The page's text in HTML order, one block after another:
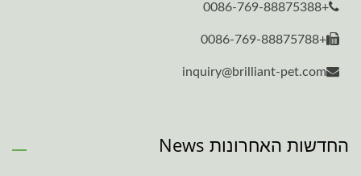
+0086-769-88875388
+0086-769-88875788
inquiry@brilliant-pet.com
החדשות האחרונות News